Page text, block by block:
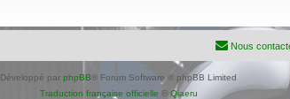
Nous
Développé parphpBB® Forum Software © phpBB Limited
Traduction française officielle © Qiaeru